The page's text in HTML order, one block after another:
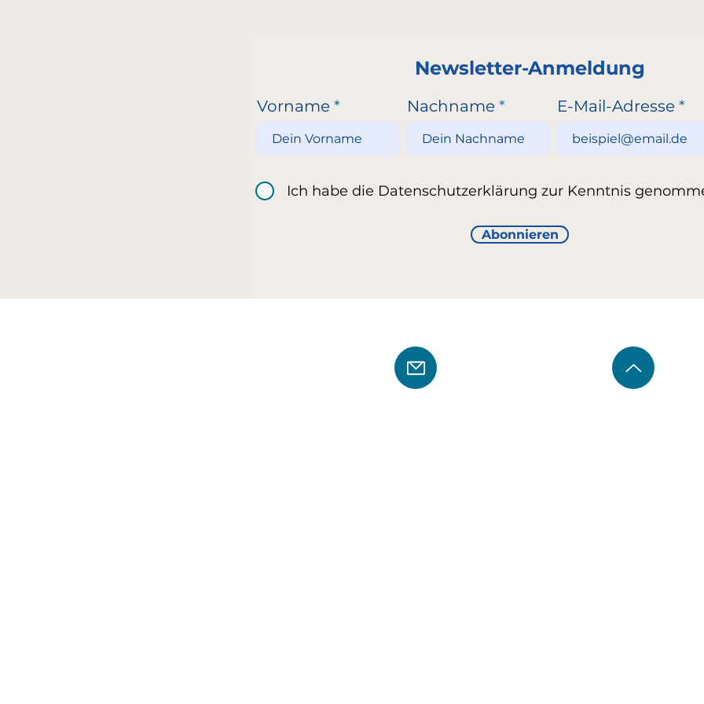
Newsletter-Anmeldung
Vorname Nachname E-Mail-Adresse
Ich habe die Datenschutzerklärung zur Kenntnis
Abonnieren